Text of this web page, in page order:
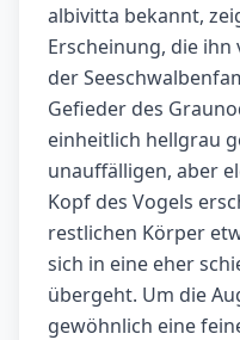
albivitta bekannt,
Erscheinung, die
der
Gefieder des
einheitlich hellgrau
unauffälligen, aber
Kopf des Vogels
restlichen Körper
sich in eine eher
übergeht. Um die
gewöhnlich eine